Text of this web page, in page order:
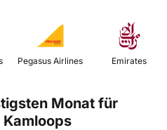
Austrian Airlines Emirates
Monat für
Kamloops